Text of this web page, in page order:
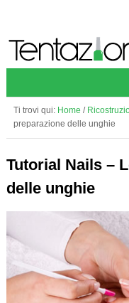
Ti trovi qui: Home /
preparazione delle unghie
Tutorial Nails –
delle unghie